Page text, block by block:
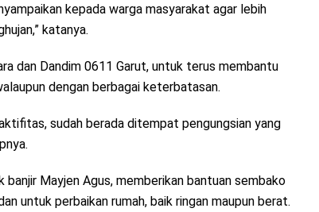
kepada warga masyarakat agar lebih
katanya.
dan Dandim 0611 Garut, untuk terus membantu
dengan berbagai keterbatasan.
sudah berada ditempat pengungsian yang
Mayjen Agus, memberikan bantuan sembako
untuk perbaikan rumah, baik ringan maupun berat.